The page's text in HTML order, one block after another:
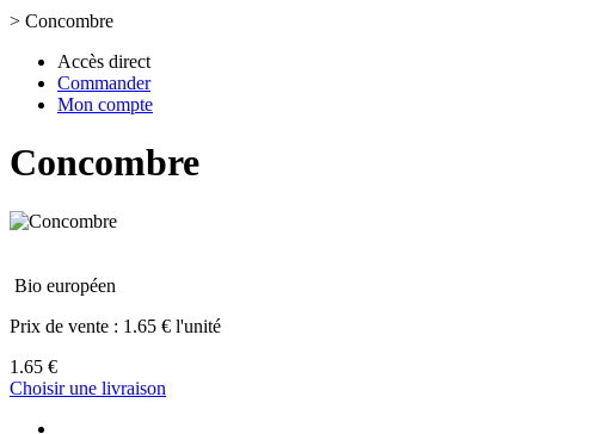
> Concombre
Accès direct
Commander
Mon compte
Concombre
Bio européen
Prix de vente : 1.65 € l'unité
1.65 €
Choisir une livraison